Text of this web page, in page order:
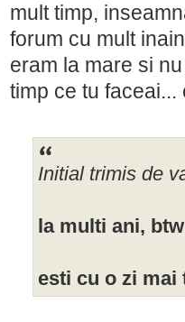
mult timp,
forum cu mult
eram la mare si
timp ce tu
Initial trimis de
la multi ani, btw
esti cu o zi mai